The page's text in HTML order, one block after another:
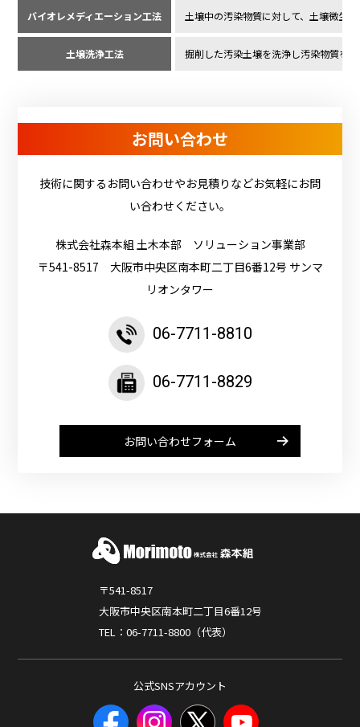
バイオレメディエーション工法 土壌中の汚染物質に対して、土壌微生
土壌洗浄工法 掘削した汚染土壌を洗浄し汚染物質を
お問い合わせ
技術に関するお問い合わせやお見積りなどお気軽にお問
い合わせください。
株式会社森本組 土木本部 ソリューション事業部
〒541-8517 大阪市中央区南本町二丁目6番12号 サンマ
リオンタワー
06-7711-8810
06-7711-8829
お問い合わせフォーム
〒541-8517
大阪市中央区南本町二丁目6番12号
TEL：06-7711-8800（代表）
公式SNSアカウント